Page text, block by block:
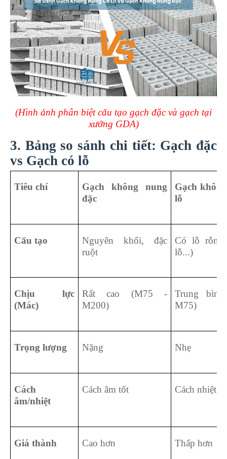
(Hình ảnh phân biệt cấu tạo gạch đặc và gạch tại
xưởng GDA)
3. Bảng so sánh chi tiết: Gạch đặc
vs Gạch có lỗ
Tiêu chí
Gạch không nung
đặc
Gạch
lỗ
Cấu tạo
Nguyên khối, đặc
ruột
Có lỗ
lỗ...)
Chịu lực
(Mác)
Rất cao (M75 -
M200)
Trung
M75)
Trọng lượng Nặng Nhẹ
Cách
âm/nhiệt
Cách âm tốt Cách nhiệt
Giá thành Cao hơn Thấp hơn